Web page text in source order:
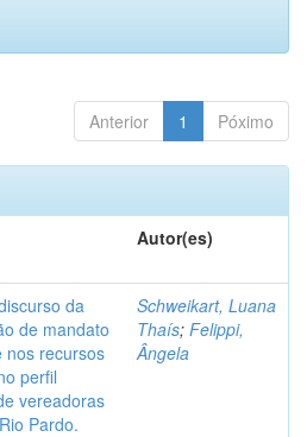
Anterior 1 Póximo
Autor(es)
da
de mandato
nos recursos
perfil
vereadoras
Pardo.
Schweikart, Luana
Thaís; Felippi,
Ângela